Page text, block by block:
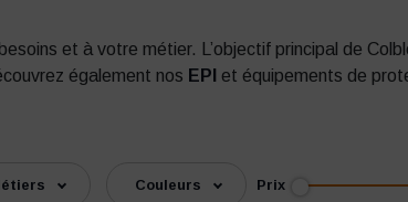
et à votre métier. L’objectif principal de
également nos EPI et équipements de
Couleurs Prix